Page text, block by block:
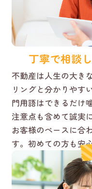
丁寧で相談
不動産は人生の大き
リングと分かりやす
門用語はできるだけ
注意点も含めて誠実
お客様のペースに合
す。初めての方も安